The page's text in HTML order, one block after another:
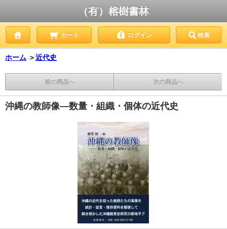
（有）榕樹書林
カート ログイン 検索
ホーム ＞近代史
前の商品へ 次の商品へ
沖縄の教師像―数量・組織・個体の近代史